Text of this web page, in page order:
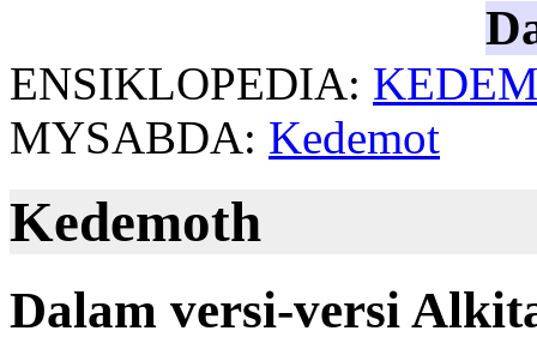
ENSIKLOPEDIA:
MYSABDA: Kedemot
Kedemoth
Dalam versi-versi